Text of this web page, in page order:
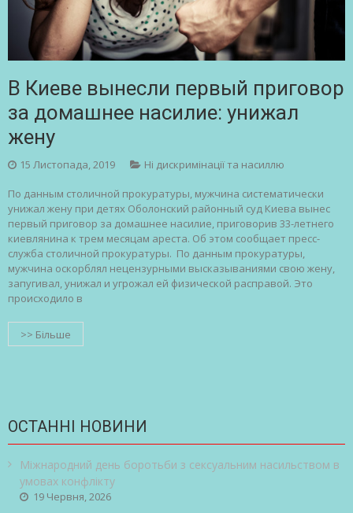
В Киеве вынесли первый приговор
за домашнее насилие: унижал
жену
15 Листопада, 2019 Ні дискримінації та насиллю
По данным столичной прокуратуры, мужчина систематически
унижал жену при детях Оболонский районный суд Киева вынес
первый приговор за домашнее насилие, приговорив 33-летнего
киевлянина к трем месяцам ареста. Об этом сообщает пресс-
служба столичной прокуратуры. По данным прокуратуры,
мужчина оскорблял нецензурными высказываниями свою жену,
запугивал, унижал и угрожал ей физической расправой. Это
происходило в
>> Більше
ОСТАННІ НОВИНИ
Міжнародний день боротьби з сексуальним насильством в
умовах конфлікту
19 Червня, 2026